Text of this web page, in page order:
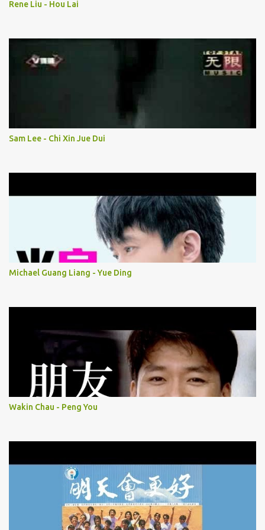
Rene Liu - Hou Lai
Sam Lee - Chi Xin Jue Dui
Michael Guang Liang - Yue Ding
Wakin Chau - Peng You